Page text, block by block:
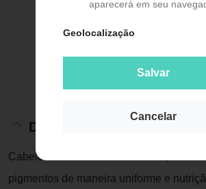
aparecerá em seu
Geolocalização
Salvar
Cancelar
Descrição do Produto
Cabelos com beleza exuberante, em
pigmentos de maneira uniforme e